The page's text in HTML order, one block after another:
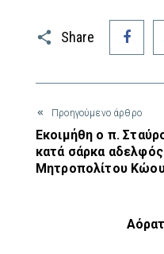
Share
Προηγούμενο άρθρο
Εκοιμήθη ο π.
κατά σάρκα
Μητροπολίτου